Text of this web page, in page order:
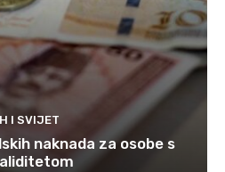
I SVIJET
naknada za osobe s